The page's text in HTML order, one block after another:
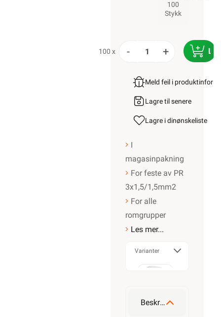
100
Stykk
100 x - +
Meld feil i
Lagre til senere
Lagre i dinønskeliste
I
magasinpakning
For feste av PR
3x1,5/1,5mm2
For alle
romgrupper
Les mer...
Varianter
Beskrivelse